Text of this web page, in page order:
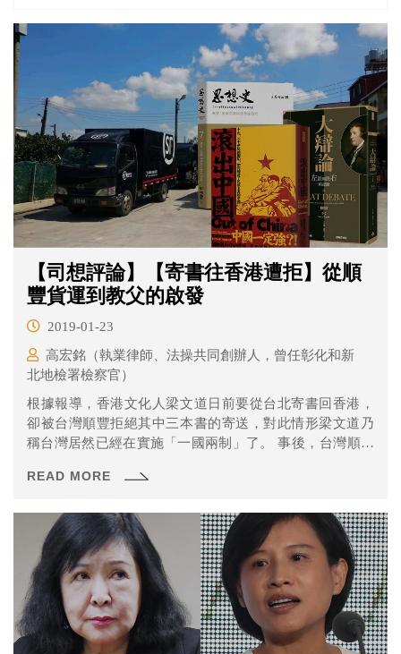
【司想評論】【寄書往香港遭拒】從順
豐貨運到教父的啟發
2019-01-23
高宏銘（執業律師、法操共同創辦人，曾任彰化和新
北地檢署檢察官）
根據報導，香港文化人梁文道日前要從台北寄書回香港，
卻被台灣順豐拒絕其中三本書的寄送，對此情形梁文道乃
稱台灣居然已經在實施「一國兩制」了。 事後，台灣順豐
行，為了保障客戶權益，避免不符該目的地寄遞規定造成
品提出善意提醒…」
READ MORE